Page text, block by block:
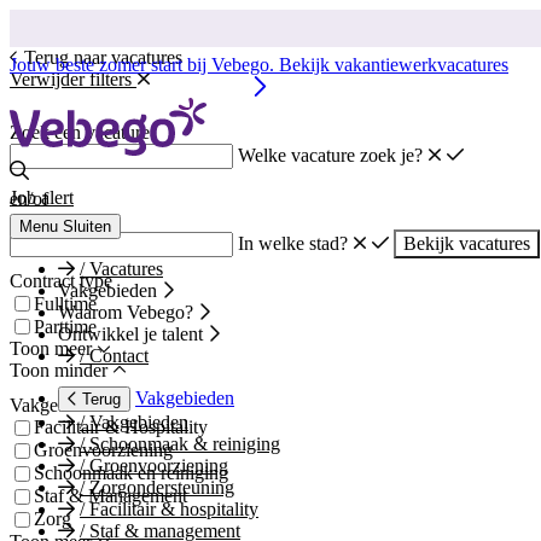
Jouw beste zomer start bij Vebego. Bekijk vakantiewerkvacatures
Job alert
Menu Sluiten
/Vacatures
Vakgebieden
Waarom Vebego?
Ontwikkel je talent
/Contact
Terug
Vakgebieden
/Vakgebieden
/Schoonmaak & reiniging
/Groenvoorziening
/Zorgondersteuning
/Facilitair & hospitality
/Staf & management
Terug naar vacatures
Verwijder filters
Zoek een vacature
Welke vacature zoek je?
en/of
In welke stad?
Bekijk vacatures
Contract type
Fulltime
Parttime
Toon meer
Toon minder
Vakgebied
Facilitair & Hospitality
Groenvoorziening
Schoonmaak en reiniging
Staf & Management
Zorg